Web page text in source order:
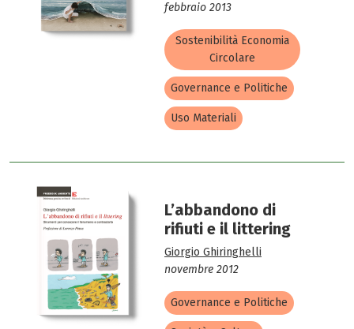
febbraio 2013
Sostenibilità Economia
Circolare
Governance e Politiche
Uso Materiali
L’abbandono di
rifiuti e il littering
Giorgio Ghiringhelli
novembre 2012
Governance e Politiche